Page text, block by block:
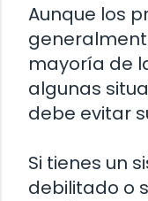
Aunque los
mayoría de
algunas
debe evitar
Si tienes un
debilitado o